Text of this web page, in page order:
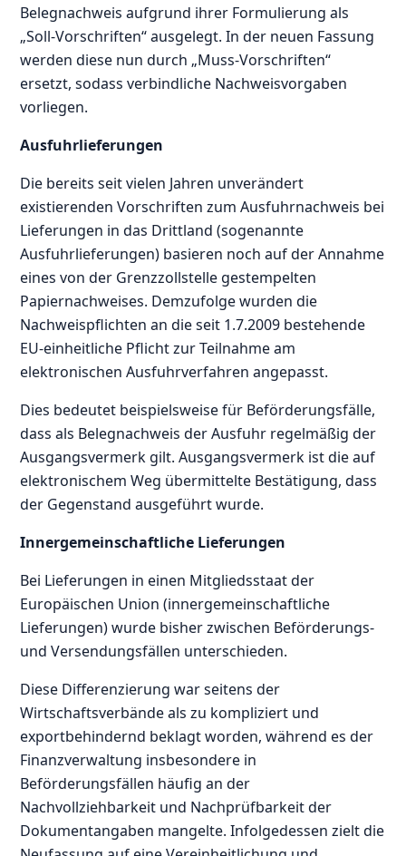
Belegnachweis aufgrund ihrer Formulierung als
„Soll-Vorschriften“ ausgelegt. In der neuen Fassung
werden diese nun durch „Muss-Vorschriften“
ersetzt, sodass verbindliche Nachweisvorgaben
vorliegen.
Ausfuhrlieferungen
Die bereits seit vielen Jahren unverändert
existierenden Vorschriften zum Ausfuhrnachweis bei
Lieferungen in das Drittland (sogenannte
Ausfuhrlieferungen) basieren noch auf der Annahme
eines von der Grenzzollstelle gestempelten
Papiernachweises. Demzufolge wurden die
Nachweispflichten an die seit 1.7.2009 bestehende
EU-einheitliche Pflicht zur Teilnahme am
elektronischen Ausfuhrverfahren angepasst.
Dies bedeutet beispielsweise für Beförderungsfälle,
dass als Belegnachweis der Ausfuhr regelmäßig der
Ausgangsvermerk gilt. Ausgangsvermerk ist die auf
elektronischem Weg übermittelte Bestätigung, dass
der Gegenstand ausgeführt wurde.
Innergemeinschaftliche Lieferungen
Bei Lieferungen in einen Mitgliedsstaat der
Europäischen Union (innergemeinschaftliche
Lieferungen) wurde bisher zwischen Beförderungs-
und Versendungsfällen unterschieden.
Diese Differenzierung war seitens der
Wirtschaftsverbände als zu kompliziert und
exportbehindernd beklagt worden, während es der
Finanzverwaltung insbesondere in
Beförderungsfällen häufig an der
Nachvollziehbarkeit und Nachprüfbarkeit der
Dokumentangaben mangelte. Infolgedessen zielt die